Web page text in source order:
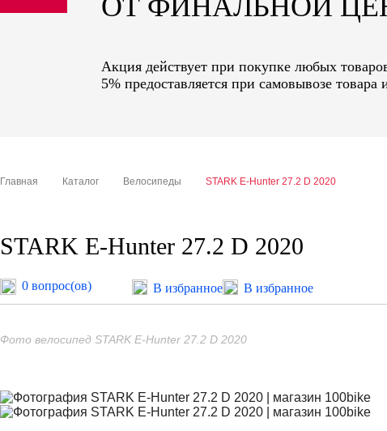
sale
ОТ ФИНАЛЬНОЙ
Акция действует при покупке любых
5% предоставляется при самовывозе товара
Главная Каталог Велосипеды STARK E-Hunter 27.2 D 2020
STARK E-Hunter 27.2 D 2020
0 вопрос(ов) В избранное В избранное
Фото велосипед STARK E-Hunter 27.2 D 2020